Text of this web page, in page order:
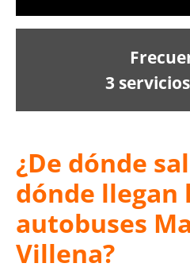
3
¿De dónde
dónde llegan
autobuses
Villena?